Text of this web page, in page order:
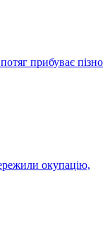
прибуває пізно
окупацію,